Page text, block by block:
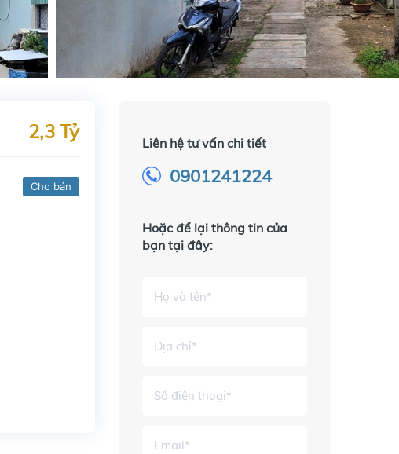
2,3 Tỷ
Cho bán
Liên hệ tư vấn chi tiết
0901241224
Hoặc để lại thông tin của
bạn tại đây: